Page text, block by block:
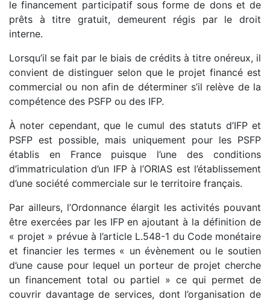
le financement participatif sous forme de dons et de
prêts à titre gratuit, demeurent régis par le droit
interne.
Lorsqu’il se fait par le biais de crédits à titre onéreux, il
convient de distinguer selon que le projet financé est
commercial ou non afin de déterminer s’il relève de la
compétence des PSFP ou des IFP.
À noter cependant, que le cumul des statuts d’IFP et
PSFP est possible, mais uniquement pour les PSFP
établis en France puisque l’une des conditions
d’immatriculation d’un IFP à l’ORIAS est l’établissement
d’une société commerciale sur le territoire français.
Par ailleurs, l’Ordonnance élargit les activités pouvant
être exercées par les IFP en ajoutant à la définition de
« projet » prévue à l’article L.548-1 du Code monétaire
et financier les termes « un évènement ou le soutien
d’une cause pour lequel un porteur de projet cherche
un financement total ou partiel » ce qui permet de
couvrir davantage de services, dont l’organisation de